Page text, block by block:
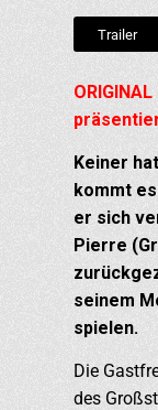
Trailer
Keiner
kommt
er sich
Pierre
seinem
spielen.
Die
des